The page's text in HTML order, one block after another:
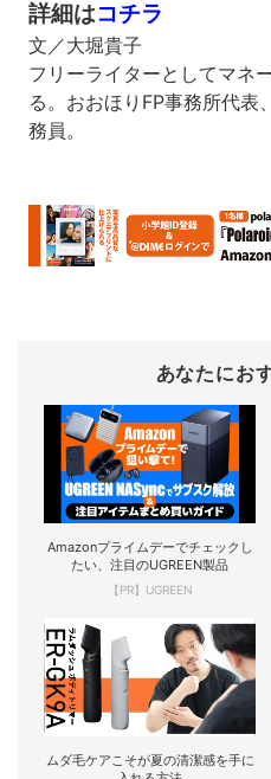
詳細はコチラ
文／大堀貴子
フリーライターとしてマネ
る。おおほりFP事務所代表
務員。
あなたにお
Amazonプライムデーでチェックし
たい、注目のUGREEN製品
【PR】UGREEN
ムダ毛ケアこそが夏の清潔感を手に